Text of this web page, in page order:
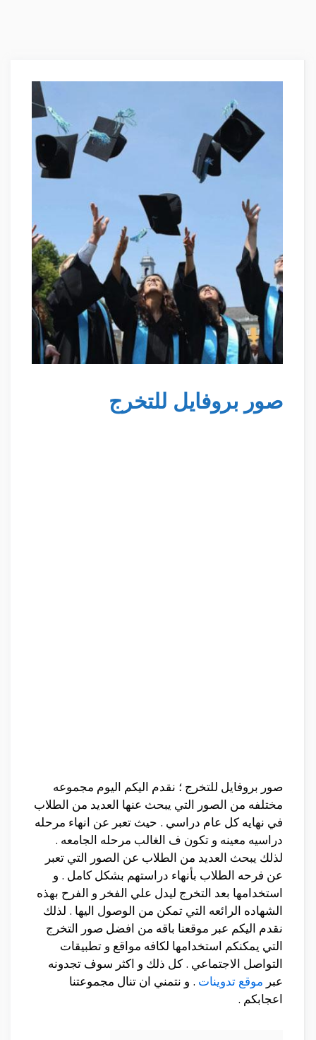
صور بروفايل للتخرج
صور بروفايل للتخرج ؛ نقدم اليكم اليوم مجموعه
مختلفه من الصور التي يبحث عنها العديد من الطلاب
في نهايه كل عام دراسي . حيث تعبر عن انهاء مرحله
دراسيه معينه و تكون ف الغالب مرحله الجامعه .
لذلك يبحث العديد من الطلاب عن الصور التي تعبر
عن فرحه الطلاب بأنهاء دراستهم بشكل كامل . و
استخدامها بعد التخرج ليدل علي الفخر و الفرح بهذه
الشهاده الرائعه التي تمكن من الوصول اليها . لذلك
نقدم اليكم عبر موقعنا باقه من افضل صور التخرج
التي يمكنكم استخدامها لكافه مواقع و تطبيقات
التواصل الاجتماعي . كل ذلك و اكثر سوف تجدونه
عبر موقع تدوينات . و نتمني ان تنال مجموعتنا
اعجابكم .